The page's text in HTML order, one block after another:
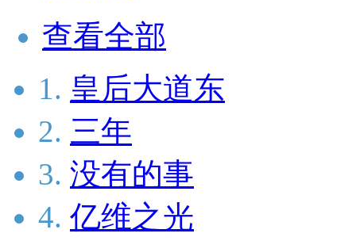
查看全部
1. 皇后大道东
2. 三年
3. 没有的事
4. 亿维之光